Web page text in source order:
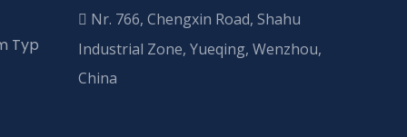
Typ
 Nr. 766, Chengxin Road, Shahu
Industrial Zone, Yueqing, Wenzhou,
China